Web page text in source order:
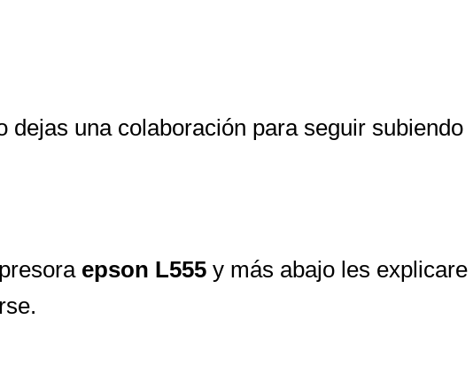
una colaboración para seguir subiendo
epson L555 y más abajo les explicare